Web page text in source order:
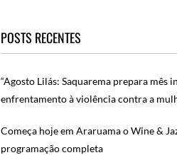
POSTS RECENTES
“Agosto Lilás: Saquarema prepara mês
enfrentamento à violência contra a
Começa hoje em Araruama o Wine &
programação completa